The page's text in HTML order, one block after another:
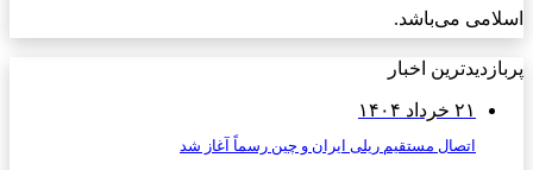
اسلامی می‌باشد.
پربازدیدترین اخبار
۲۱ خرداد ۱۴۰۴
اتصال مستقیم ریلی ایران و چین رسماً آغاز شد